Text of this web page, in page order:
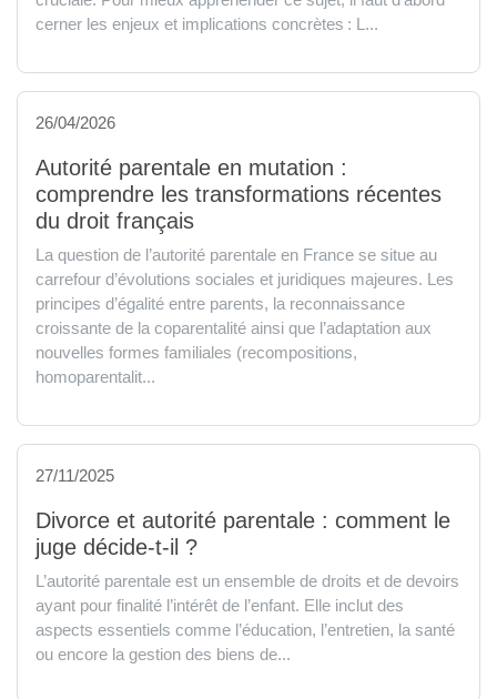
cerner les enjeux et implications concrètes : L...
26/04/2026
Autorité parentale en mutation :
comprendre les transformations récentes
du droit français
La question de l’autorité parentale en France se situe au
carrefour d’évolutions sociales et juridiques majeures. Les
principes d’égalité entre parents, la reconnaissance
croissante de la coparentalité ainsi que l’adaptation aux
nouvelles formes familiales (recompositions,
homoparentalit...
27/11/2025
Divorce et autorité parentale : comment le
juge décide-t-il ?
L’autorité parentale est un ensemble de droits et de devoirs
ayant pour finalité l’intérêt de l’enfant. Elle inclut des
aspects essentiels comme l’éducation, l’entretien, la santé
ou encore la gestion des biens de...